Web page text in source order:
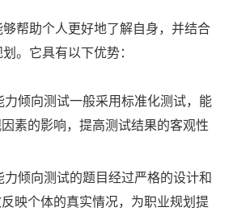
帮助个人更好地了解自身，并结合
。它具有以下优势：
力倾向测试一般采用标准化测试，能
素的影响，提高测试结果的客观性
力倾向测试的题目经过严格的设计和
映个体的真实情况，为职业规划提